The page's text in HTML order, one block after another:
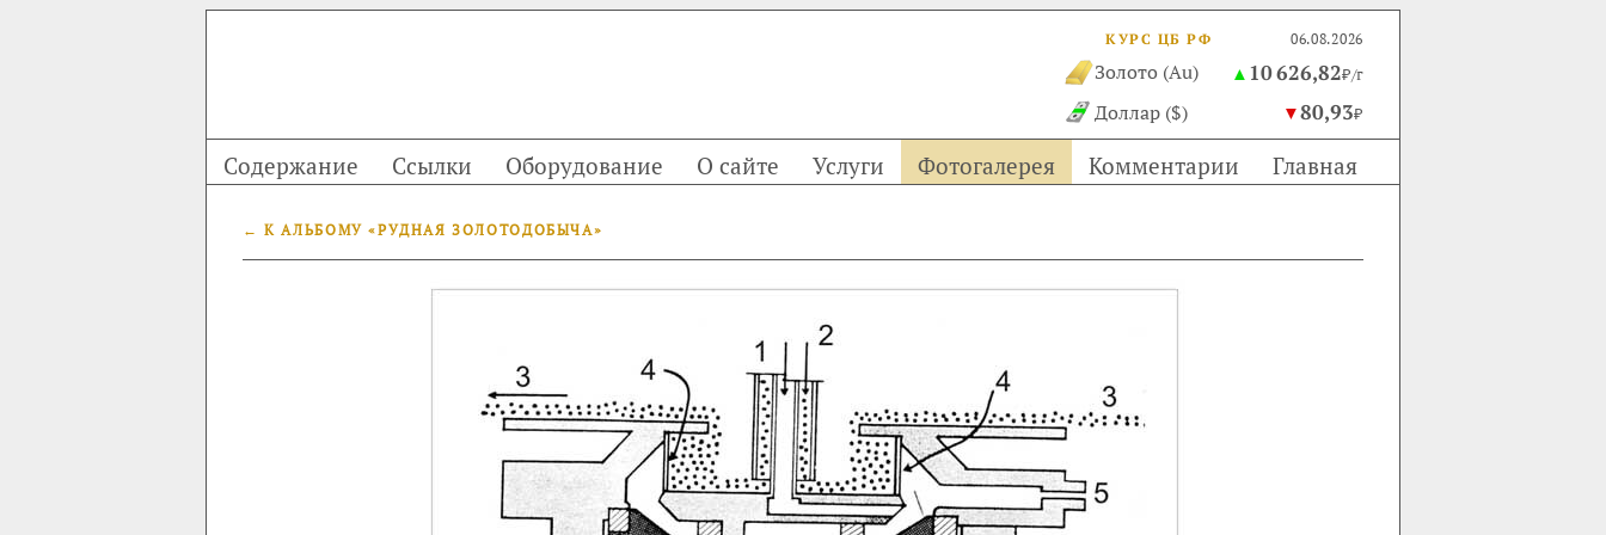
КУРС ЦБ РФ 06.08.2026
Золото (Au) ▲ 10 626,82₽/г
Доллар ($) ▼80,93₽
Содержание Ссылки Оборудование О сайте Услуги Фотогалерея Комментарии Главная
← К АЛЬБОМУ «РУДНАЯ ЗОЛОТОДОБЫЧА»